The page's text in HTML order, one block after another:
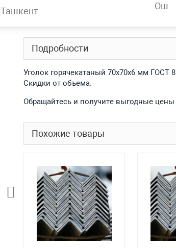
Ташкент
Ош
Лидер спроса
Подробности
Уголок горячекатаный 70x70x6 мм ГОСТ
Скидки от объема.
Обращайтесь и получите выгодные
Похожие товары